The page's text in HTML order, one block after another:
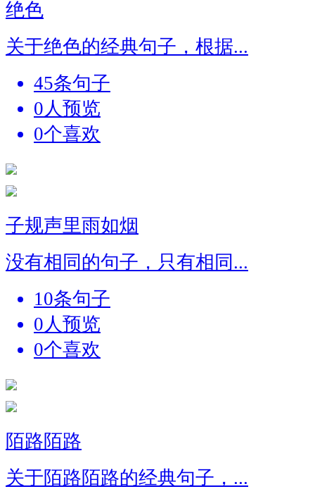
绝色
关于绝色的经典句子，根据...
45条句子
0人预览
0个喜欢
子规声里雨如烟
没有相同的句子，只有相同...
10条句子
0人预览
0个喜欢
陌路陌路
关于陌路陌路的经典句子，...